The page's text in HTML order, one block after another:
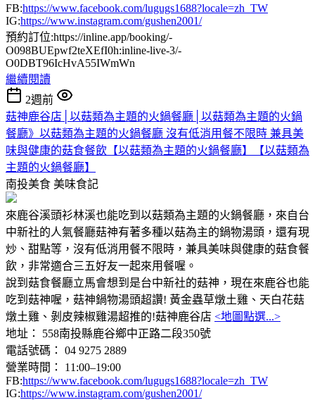
FB:https://www.facebook.com/lugugs1688?locale=zh_TW
IG:https://www.instagram.com/gushen2001/
預約訂位:https://inline.app/booking/-
O098BUEpwf2teXEfI0h:inline-live-3/-
O0DBT96IcHvA55IWmWn
繼續閱讀
2週前
菇神鹿谷店│以菇類為主題的火鍋餐廳│以菇類為主題的火鍋
餐廳》以菇類為主題的火鍋餐廳 沒有低消用餐不限時 兼具美
味與健康的菇食餐飲【以菇類為主題的火鍋餐廳】【以菇類為
主題的火鍋餐廳】
南投美食 美味食記
來鹿谷溪頭衫林溪也能吃到以菇類為主題的火鍋餐廳，來自台
中新社的人氣餐廳菇神有著多種以菇為主的鍋物湯頭，還有現
炒、甜點等，沒有低消用餐不限時，兼具美味與健康的菇食餐
飲，非常適合三五好友一起來用餐喔。
說到菇食餐廳立馬會想到是台中新社的菇神，現在來鹿谷也能
吃到菇神喔，菇神鍋物湯頭超讚! 黃金蟲草燉土雞、天白花菇
燉土雞、剝皮辣椒雞湯超推的!菇神鹿谷店 <地圖點選...>
地址： 558南投縣鹿谷鄉中正路二段350號
電話號碼： 04 9275 2889
營業時間： 11:00–19:00
FB:https://www.facebook.com/lugugs1688?locale=zh_TW
IG:https://www.instagram.com/gushen2001/